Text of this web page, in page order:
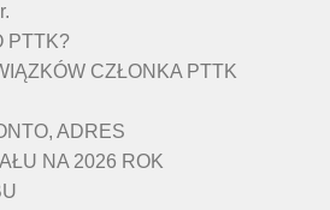
PTTK?
CZŁONKA PTTK
ADRES
NA 2026 ROK